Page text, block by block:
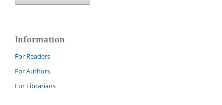
Information
For Readers
For Authors
For Librarians